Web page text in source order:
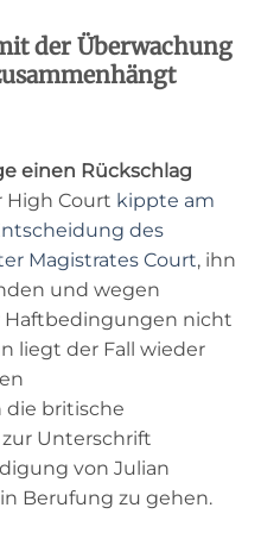
der Überwachung
einen Rückschlag
High Court kippte am
des
Magistrates Court, ihn
und wegen
Haftbedingungen nicht
liegt der Fall wieder
die britische
Unterschrift
von Julian
Berufung zu gehen.